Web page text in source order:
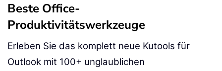
Beste Office-
Produktivitätswerkzeuge
Erleben Sie das komplett neue Kutools für
Outlook mit 100+ unglaublichen